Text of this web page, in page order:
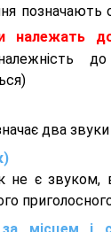
позначають
належать
два звуки
не є звуком,
за місцем і